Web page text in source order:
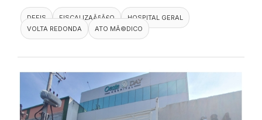
DEFIS FISCALIZAÃ§Ã£O
HOSPITAL GERAL
VOLTA REDONDA
ATO MÃ©DICO